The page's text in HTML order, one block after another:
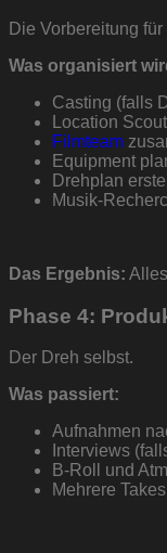
Die Vorbereitung
Was organisiert
Casting (falls
Location
Filmteam
Equipment
Drehplan
Musik-
Das Ergebnis:
Phase 4:
Der Dreh selbst.
Was passiert:
Aufnahmen
Interviews
B-Roll und
Mehrere